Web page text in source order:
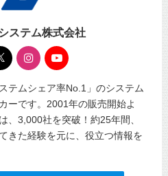
ステム株式会社
テムシェア率No.1」のシステム
ーです。2001年の販売開始よ
、3,000社を突破！約25年間、
きた経験を元に、役立つ情報を